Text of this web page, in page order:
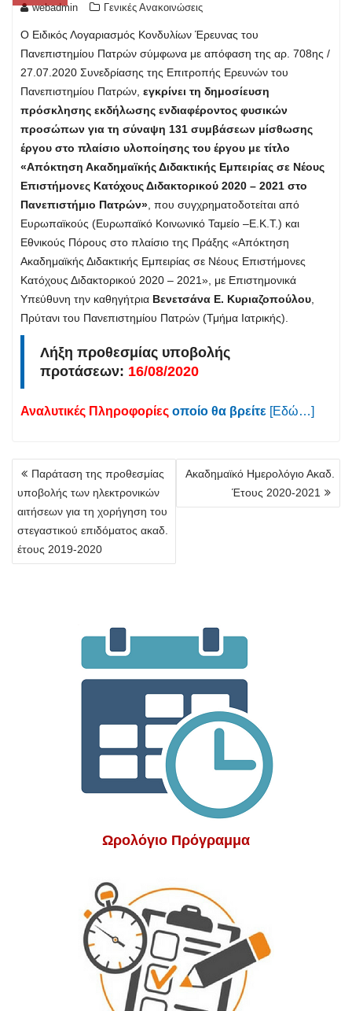
webadmin Γενικές Ανακοινώσεις
Ο Ειδικός Λογαριασμός Κονδυλίων Έρευνας του
Πανεπιστημίου Πατρών σύμφωνα με απόφαση της αρ. 708ης /
27.07.2020 Συνεδρίασης της Επιτροπής Ερευνών του
Πανεπιστημίου Πατρών, εγκρίνει τη δημοσίευση
πρόσκλησης εκδήλωσης ενδιαφέροντος φυσικών
προσώπων για τη σύναψη 131 συμβάσεων μίσθωσης
έργου στο πλαίσιο υλοποίησης του έργου με τίτλο
«Απόκτηση Ακαδημαϊκής Διδακτικής Εμπειρίας σε Νέους
Επιστήμονες Κατόχους Διδακτορικού 2020 – 2021 στο
Πανεπιστήμιο Πατρών» , που συγχρηματοδοτείται από
Ευρωπαϊκούς (Ευρωπαϊκό Κοινωνικό Ταμείο –Ε.Κ.Τ.) και
Εθνικούς Πόρους στο πλαίσιο της Πράξης «Απόκτηση
Ακαδημαϊκής Διδακτικής Εμπειρίας σε Νέους Επιστήμονες
Κατόχους Διδακτορικού 2020 – 2021», με Επιστημονικά
Υπεύθυνη την καθηγήτρια Βενετσάνα Ε. Κυριαζοπούλου
Πρύτανι του Πανεπιστημίου Πατρών (Τμήμα Ιατρικής).
Λήξη προθεσμίας υποβολής
προτάσεων: 16/08/2020
Αναλυτικές Πληροφορίες οποίο θα βρείτε [Εδώ…]
Πλοήγηση
άρθρων
Παράταση της προθεσμίας
υποβολής των ηλεκτρονικών
αιτήσεων για τη χορήγηση του
στεγαστικού επιδόματος ακαδ.
έτους 2019-2020
Ακαδημαϊκό Ημερολόγιο Ακαδ.
Έτους 2020-2021
Ωρολόγιο Πρόγραμμα